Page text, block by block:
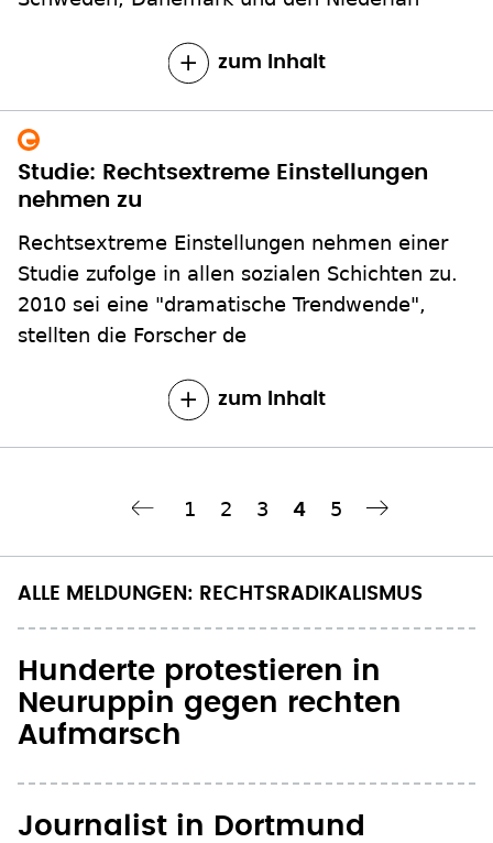
zum Inhalt
Studie: Rechtsextreme Einstellungen
nehmen zu
Rechtsextreme Einstellungen nehmen einer
Studie zufolge in allen sozialen Schichten zu.
2010 sei eine "dramatische Trendwende",
stellten die Forscher de
zum Inhalt
Seite
1 Seite
2 Seite
3
Aktuelle
4 Seite
5
Nächste Seite ››
ALLE MELDUNGEN: RECHTSRADIKALISMUS
Hunderte protestieren in
Neuruppin gegen rechten
Aufmarsch
Journalist in Dortmund